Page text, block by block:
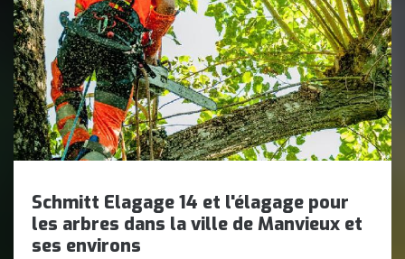
Schmitt Elagage 14 et l'élagage pour
les arbres dans la ville de Manvieux et
ses environs